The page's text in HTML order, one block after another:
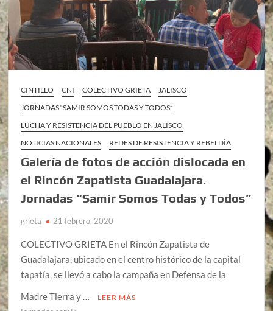
CINTILLO CNI COLECTIVO GRIETA
JALISCO
JORNADAS “SAMIR SOMOS TODAS Y TODOS”
LUCHA Y RESISTENCIA DEL PUEBLO EN JALISCO
NOTICIAS NACIONALES
REDES DE RESISTENCIA Y REBELDÍA
Galería de fotos de acción dislocada en
el Rincón Zapatista Guadalajara.
Jornadas “Samir Somos Todas y Todos”
grieta 21 febrero, 2020
COLECTIVO GRIETA En el Rincón Zapatista de
Guadalajara, ubicado en el centro histórico de la capital
tapatía, se llevó a cabo la campaña en Defensa de la
Madre Tierra y …
LEER MÁS